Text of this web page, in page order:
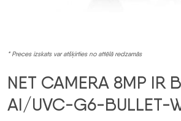
* Preces izskats var atšķirties no attēlā redzamās
NET CAMERA 8MP IR
AI/UVC-G6-BULLET-